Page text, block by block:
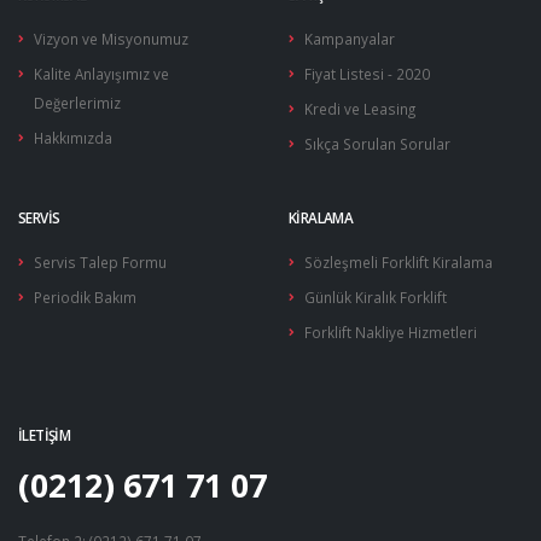
Yakıt Pompaları
Vizyon ve Misyonumuz
Kalite Anlayışımız ve
Değerlerimiz
Hakkımızda
Kampanyalar
Fiyat Listesi - 2020
Kredi ve Leasing
Sıkça Sorulan Sorular
SERVIS
Servis Talep Formu
Periodik Bakım
KIRALAMA
Sözleşmeli Forklift Kiralama
Günlük Kiralık Forklift
Forklift Nakliye Hizmetleri
İLETIŞIM
(0212) 671 71 07